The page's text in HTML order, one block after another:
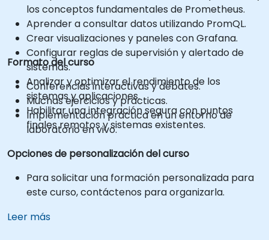
los conceptos fundamentales de Prometheus.
Aprender a consultar datos utilizando PromQL.
Crear visualizaciones y paneles con Grafana.
Configurar reglas de supervisión y alertado de
sistemas.
Analizar y optimizar el rendimiento de los
sistemas y aplicaciones.
Habilitar una integración segura con puntos
finales remotos y sistemas existentes.
Formato del curso
Conferencias interactivas y debates.
Muchas ejercicios y prácticas.
Implementación práctica en un entorno de
laboratorio en vivo.
Opciones de personalización del curso
Para solicitar una formación personalizada para
este curso, contáctenos para organizarla.
Leer más